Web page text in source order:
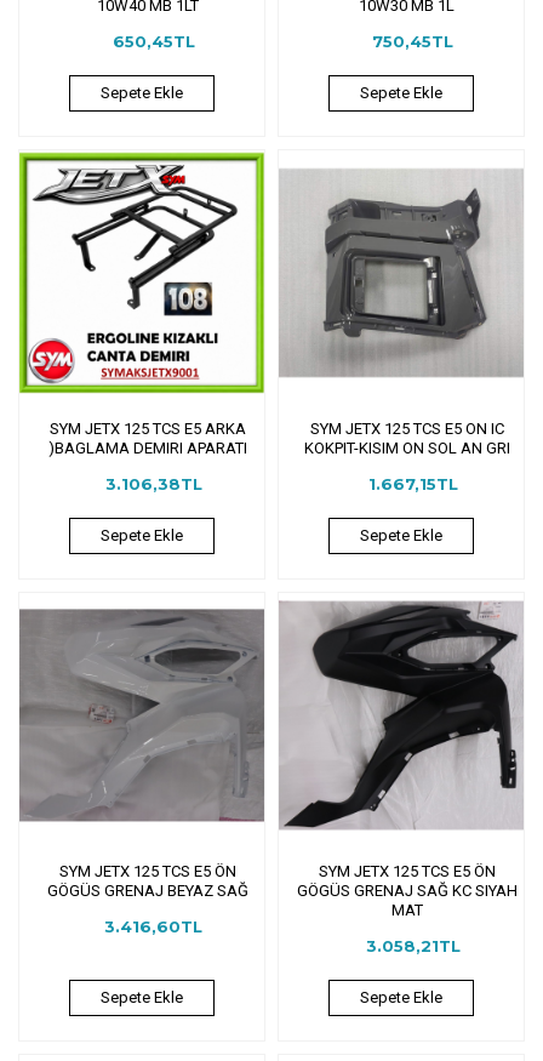
10W40 MB 1LT
650,45TL
Sepete Ekle
10W30 MB 1L
750,45TL
Sepete Ekle
SYM JETX 125 TCS E5 ARKA
)BAGLAMA DEMIRI APARATI
3.106,38TL
Sepete Ekle
SYM JETX 125 TCS E5 ON IC
KOKPIT-KISIM ON SOL AN GRI
1.667,15TL
Sepete Ekle
SYM JETX 125 TCS E5 ÖN
GÖGÜS GRENAJ BEYAZ SAĞ
3.416,60TL
Sepete Ekle
SYM JETX 125 TCS E5 ÖN
GÖGÜS GRENAJ SAĞ KC SIYAH
MAT
3.058,21TL
Sepete Ekle